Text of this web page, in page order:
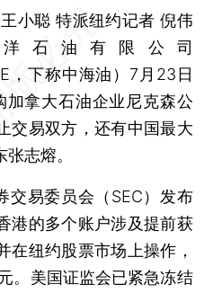
王小聪 特派纽约记者 倪伟
石油有限公司
，下称中海油）7月23日
加拿大石油企业尼克森公
交易双方，还有中国最大
志熔。
易委员会（SEC）发布
港的多个账户涉及提前获
在纽约股票市场上操作，
。美国证监会已紧急冻结